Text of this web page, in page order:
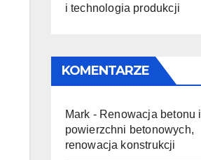
i technologia produkcji
KOMENTARZE
Mark - Renowacja betonu i
powierzchni betonowych,
renowacja konstrukcji